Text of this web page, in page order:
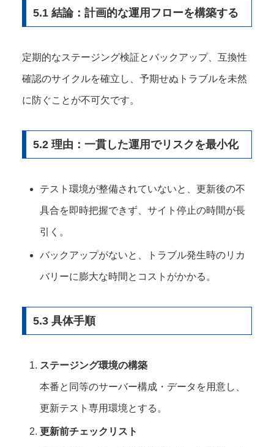
5.1 結論：計画的な運用フローを構築する
定期的なステージング検証とバックアップ、互換性
確認のサイクルを確立し、予期せぬトラブルを未然
に防ぐことが不可欠です。
5.2 理由：一貫した運用でリスクを最小化
テスト環境が整備されていないと、更新後の不
具合を即時把握できず、サイト停止の時間が長
引く。
バックアップがないと、トラブル発生時のリカ
バリーに膨大な時間とコストがかかる。
5.3 具体手順
ステージング環境の構築
本番と同等のサーバー構成・データを用意し、
更新テスト専用環境とする。
更新前チェックリスト